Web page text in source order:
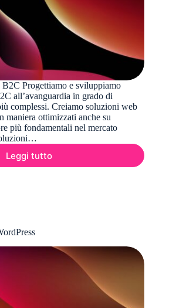
Progettiamo e sviluppiamo
all’avanguardia in grado di
complessi. Creiamo soluzioni web
maniera ottimizzati anche su
più fondamentali nel mercato
Leggi tutto
eCommerce